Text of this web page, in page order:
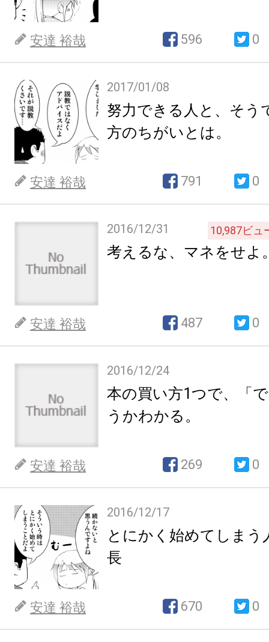
安達 裕哉 596 0
2017/01/08
努力できる人と、そう
方のちがいとは。
安達 裕哉 791 0
2016/12/31 10,987ビュ
考えるな、マネをせよ
安達 裕哉 487 0
2016/12/24
本の買い方1つで、「
うかわかる。
安達 裕哉 269 0
2016/12/17
とにかく始めてしまう
長
安達 裕哉 670 0